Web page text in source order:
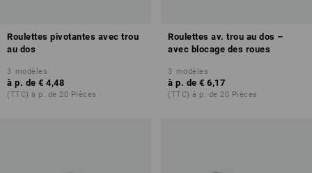
Roulettes pivotantes avec trou
au dos
3 modèles
à p. de € 4,48
(TTC) à p. de 20 Pièces
Roulettes av. trou au dos –
avec blocage des roues
3 modèles
à p. de € 6,17
(TTC) à p. de 20 Pièces